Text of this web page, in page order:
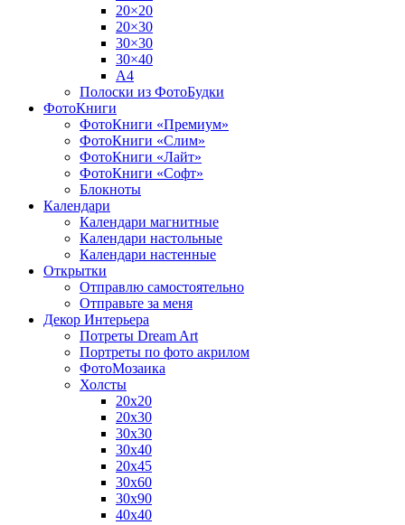
20×20
20×30
30×30
30×40
A4
Полоски из ФотоБудки
ФотоКниги
ФотоКниги «Премиум»
ФотоКниги «Слим»
ФотоКниги «Лайт»
ФотоКниги «Софт»
Блокноты
Календари
Календари магнитные
Календари настольные
Календари настенные
Открытки
Отправлю самостоятельно
Отправьте за меня
Декор Интерьера
Потреты Dream Art
Портреты по фото акрилом
ФотоМозаика
Холсты
20х20
20х30
30х30
30х40
20х45
30х60
30х90
40х40